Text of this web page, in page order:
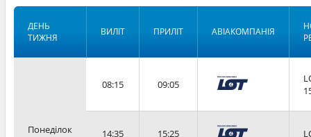
ДЕНЬ
ТИЖНЯ
ВИЛІТ ПРИЛІТ АВІАКОМПАНІЯ
Понеділок
08:15 09:05
14:35 15:25